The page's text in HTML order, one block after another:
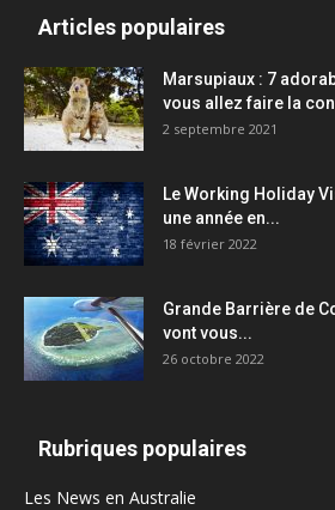
Articles populaires
Marsupiaux : 7
vous allez faire la
2 septembre 2021
Le Working Holiday
une année en...
18 février 2022
Grande Barrière de
vont vous...
26 octobre 2022
Rubriques populaires
Les News en Australie